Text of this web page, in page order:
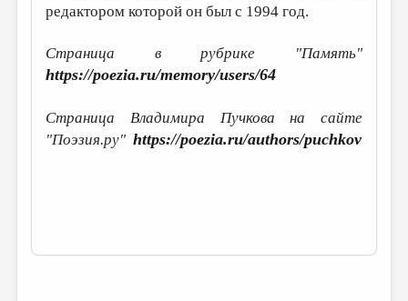
редактором которой он был с 1994 год.
Страница в рубрике "Память"
https://poezia.ru/memory/users/64
Страница Владимира Пучкова на сайте
"Поэзия.ру"https://poezia.ru/authors/puchkov